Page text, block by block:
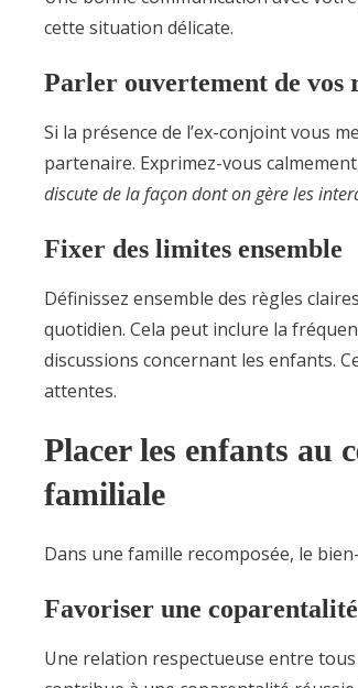
cette situation délicate.
Parler ouvertement de vos
Si la présence de l’ex-conjoint vous
partenaire. Exprimez-vous
discute de la façon dont on gère les
Fixer des limites ensemble
Définissez ensemble des règles
quotidien. Cela peut inclure la
discussions concernant les enfants.
attentes.
Placer les enfants au
familiale
Dans une famille recomposée, le
Favoriser une coparentalité
Une relation respectueuse entre